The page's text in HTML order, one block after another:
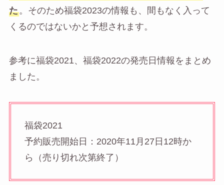
た。そのため福袋2023の情報も、間もなく入って
くるのではないかと予想されます。
参考に福袋2021、福袋2022の発売日情報をまとめ
ました。
福袋2021
予約販売開始日：2020年11月27日12時か
ら（売り切れ次第終了）